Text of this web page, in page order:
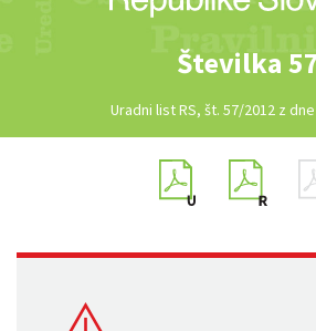
Številka
Uradni list RS, št. 57/2012 z dne